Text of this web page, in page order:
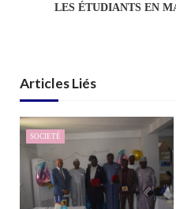
t
i
o
n
d
e
LES ÉTUDIANTS EN
Articles Liés
SOCIETÉ